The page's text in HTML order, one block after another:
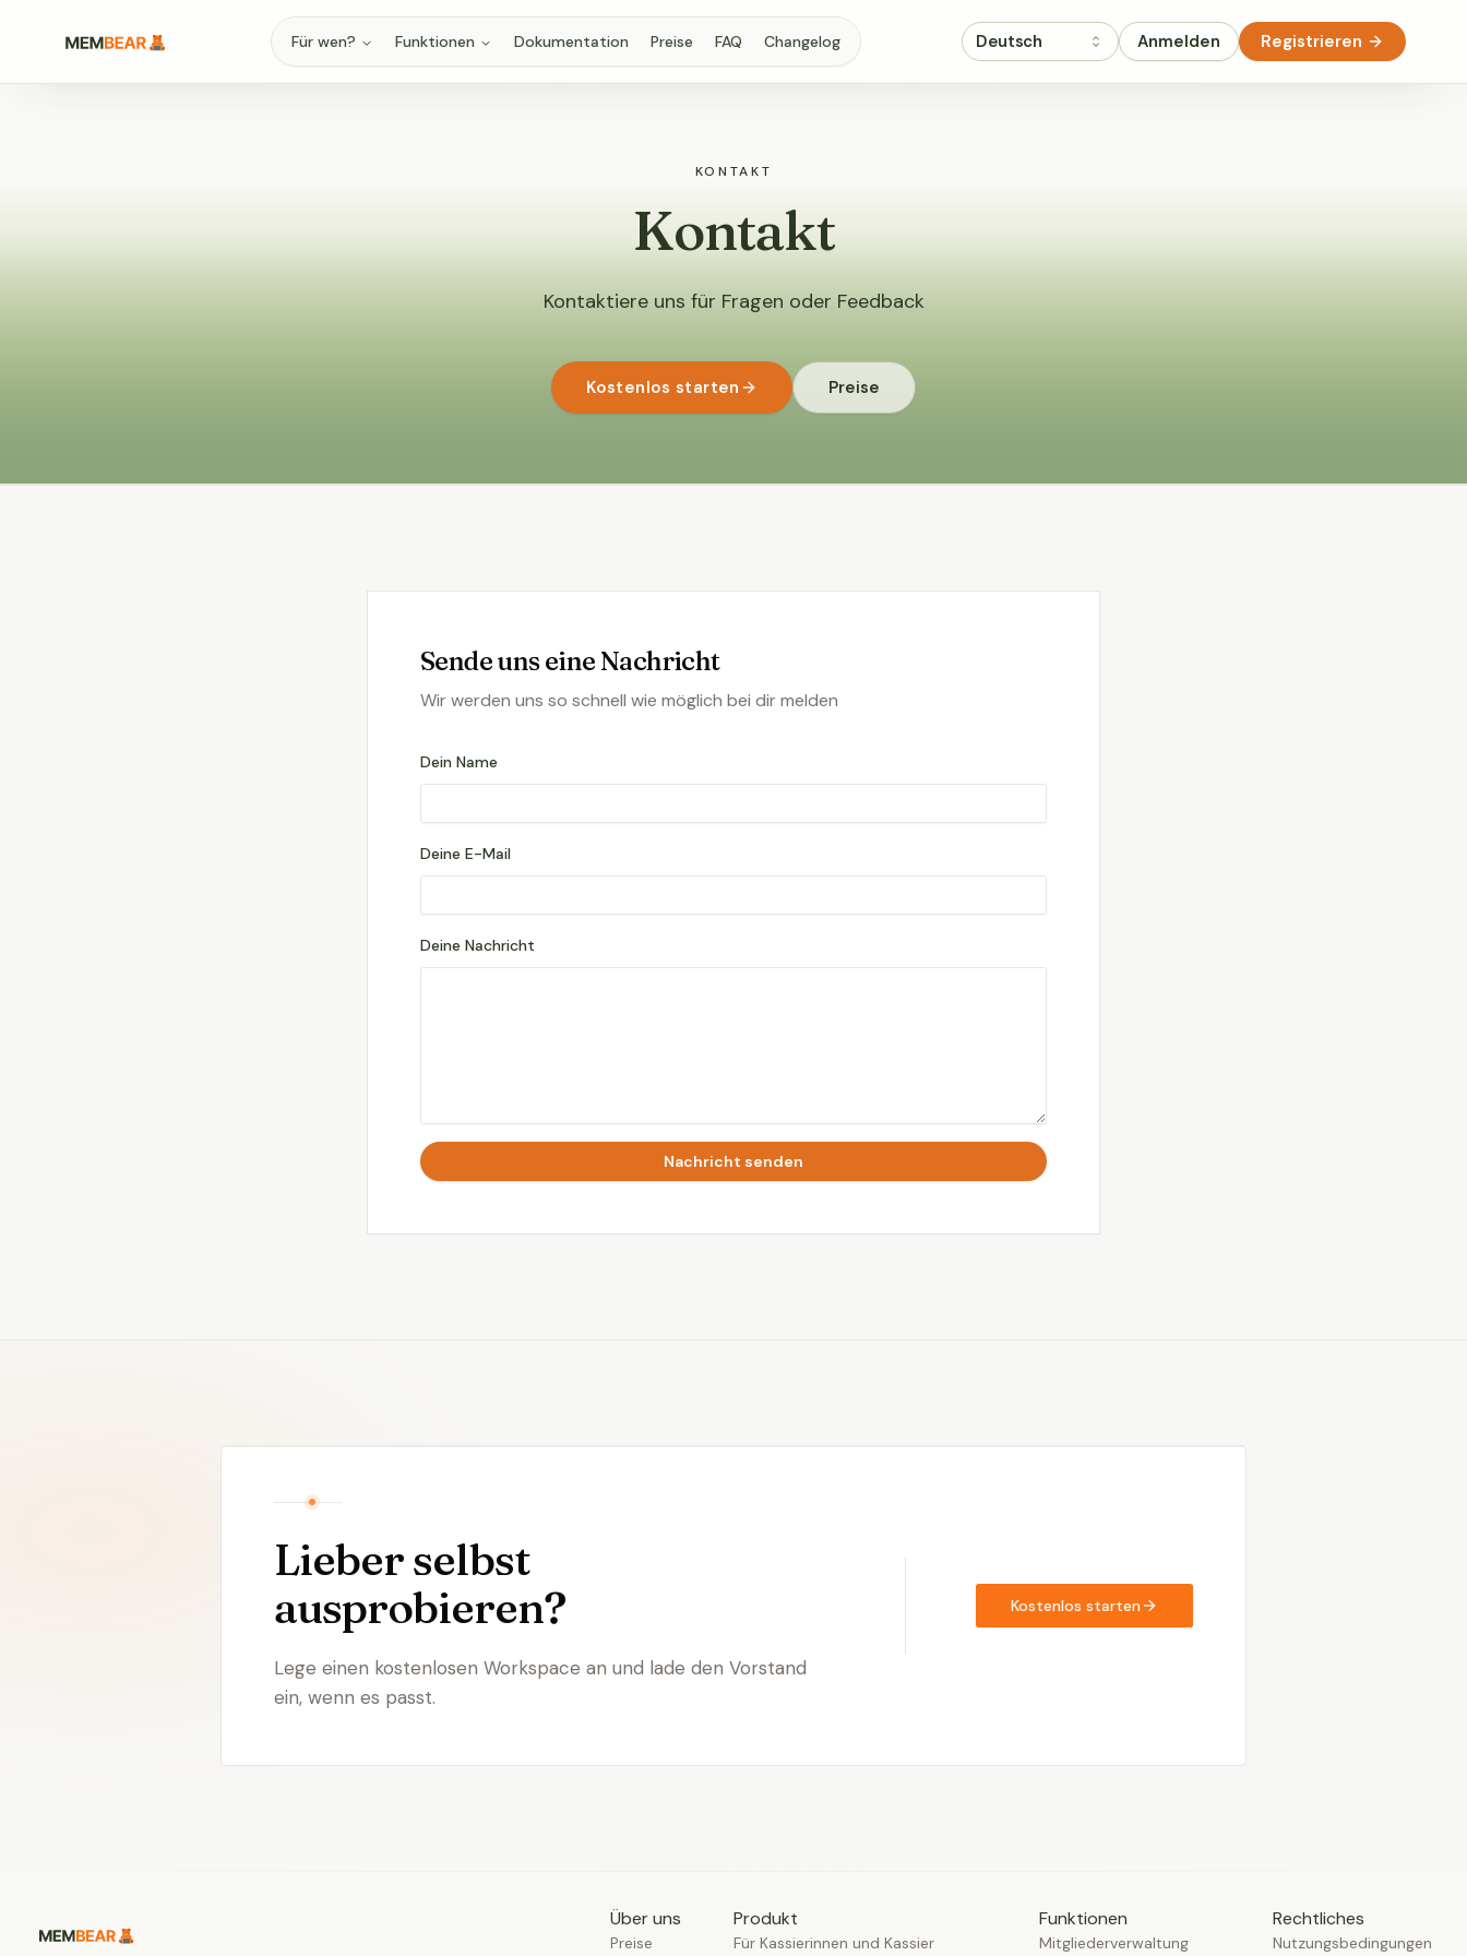
Für wen? Funktionen Dokumentation Preise FAQ Changelog Deutsch Anmelden Registrieren
KONTAKT
Kontakt
Kontaktiere uns für Fragen oder Feedback
Kostenlos starten Preise
Sende uns eine Nachricht
Wir werden uns so schnell wie möglich bei dir melden
Dein Name
Deine E-Mail
Deine Nachricht
Nachricht senden
Lieber selbst
ausprobieren?
Lege einen kostenlosen Workspace an und lade den Vorstand
ein, wenn es passt.
Kostenlos starten
Über uns
Preise
Produkt
Für Kassierinnen und Kassier
Funktionen
Mitgliederverwaltung
Rechtliches
Nutzungsbedingungen